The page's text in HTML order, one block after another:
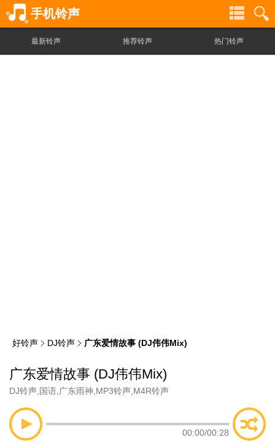
手机铃声
最新铃声 推荐铃声 热门铃声
好铃声 DJ铃声 广东爱情故事 (DJ伟伟Mix)
广东爱情故事 (DJ伟伟Mix)
DJ铃声 国语 广东雨神 MP3铃声 M4R铃声
00:00/00:28